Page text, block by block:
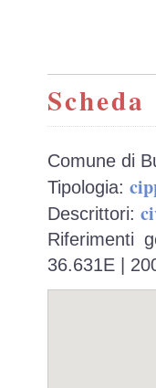
Scheda
Comune di
Tipologia:
Descrittori:
Riferimenti
36.631E |